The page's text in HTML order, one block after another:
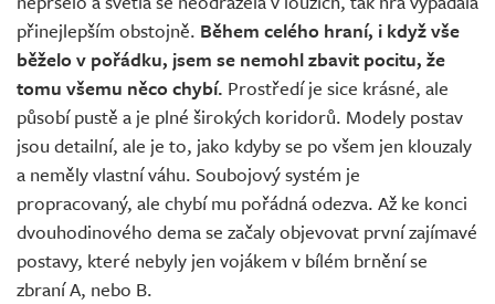
přinejlepším obstojně. Během celého hraní, i když vše
běželo v pořádku, jsem se nemohl zbavit pocitu, že
tomu všemu něco chybí. Prostředí je sice krásné, ale
působí pustě a je plné širokých koridorů. Modely postav
jsou detailní, ale je to, jako kdyby se po všem jen klouzaly
a neměly vlastní váhu. Soubojový systém je
propracovaný, ale chybí mu pořádná odezva. Až ke konci
dvouhodinového dema se začaly objevovat první zajímavé
postavy, které nebyly jen vojákem v bílém brnění se
zbraní A, nebo B.